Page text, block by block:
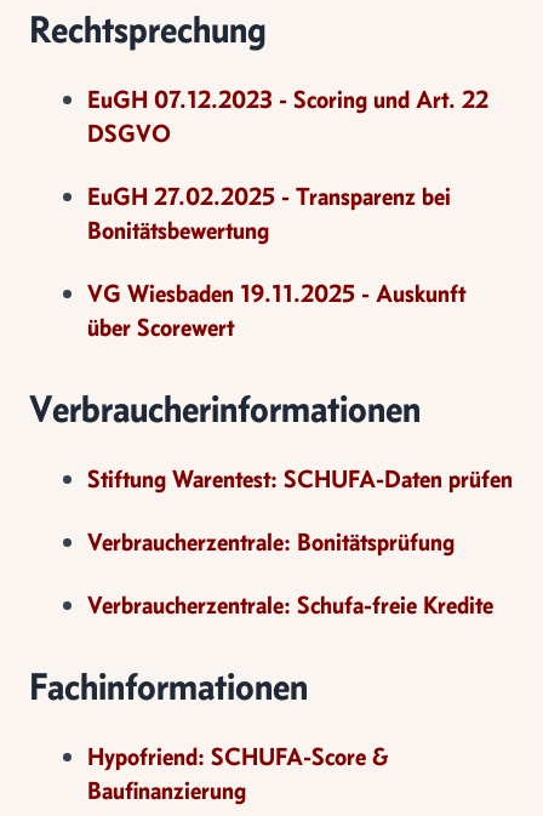
Rechtsprechung
EuGH 07.12.2023 - Scoring und Art. 22
DSGVO
EuGH 27.02.2025 - Transparenz bei
Bonitätsbewertung
VG Wiesbaden 19.11.2025 - Auskunft
über Scorewert
Verbraucherinformationen
Stiftung Warentest: SCHUFA-Daten prüfen
Verbraucherzentrale: Bonitätsprüfung
Verbraucherzentrale: Schufa-freie Kredite
Fachinformationen
Hypofriend: SCHUFA-Score &
Baufinanzierung